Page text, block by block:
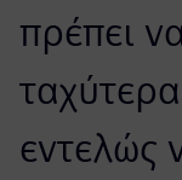
πρέπει
εντελώς